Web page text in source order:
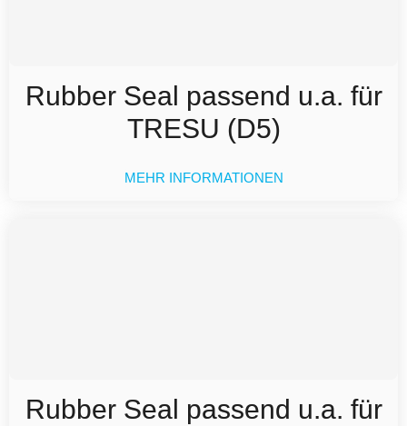
Rubber Seal passend u.a. für
TRESU (D5)
MEHR INFORMATIONEN
Rubber Seal passend u.a. für